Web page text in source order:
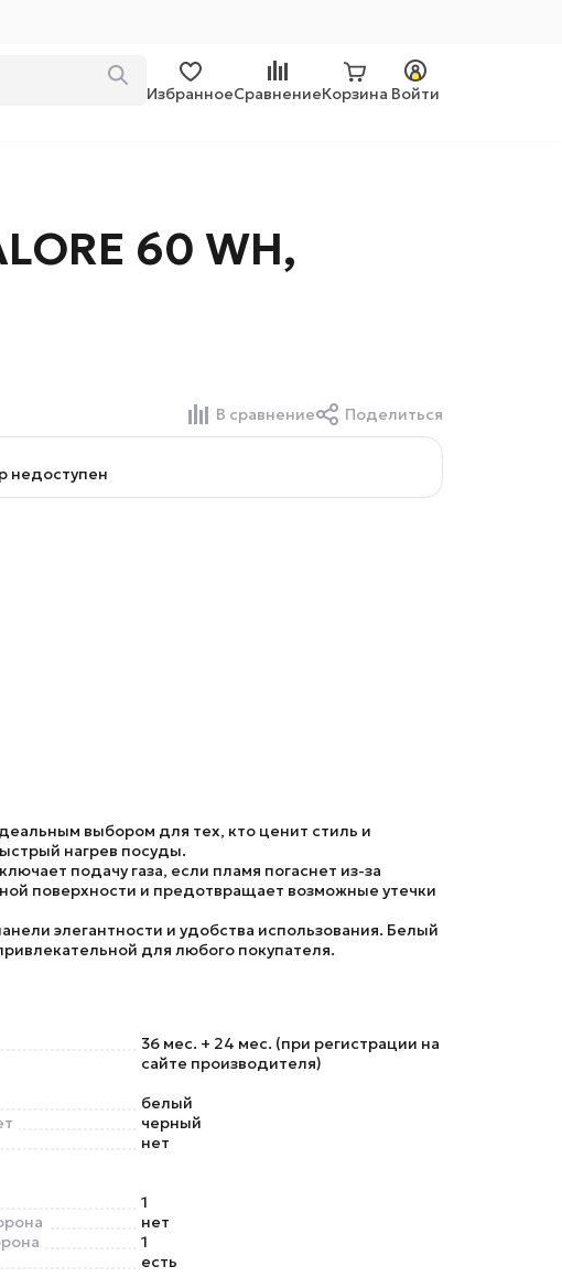
ИзбранноеСравнениеКорзина Войти
60 WH,
В сравнение
Поделиться
недоступен
выбором для тех, кто ценит стиль и
нагрев посуды.
подачу газа, если пламя погаснет из-за
поверхности и предотвращает возможные утечки
элегантности и удобства использования. Белый
для любого покупателя.
36 мес. + 24 мес. (при регистрации на
сайте производителя)
белый
черный
нет
1
нет
1
есть